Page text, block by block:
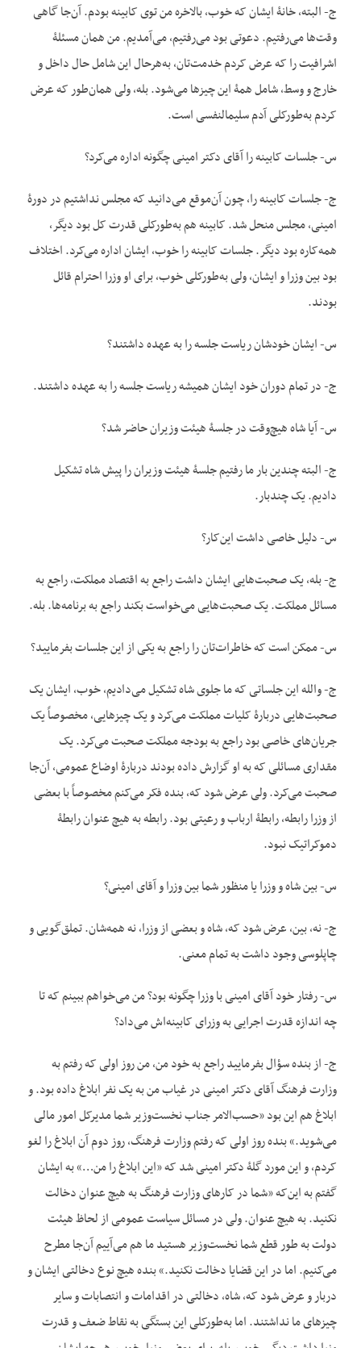
ج- البته، خانۀ ایشان که خوب، بالاخره من توی کابینه بودم. آن‌جا گاهی
وقت‌ها می‌رفتیم. دعوتی بود می‌رفتیم، می‌آمدیم. من همان مسئلۀ
اشرافیت را که عرض کردم خدمت‌تان، به‌هرحال این شامل حال داخل و
خارج و وسط، شامل همۀ این چیزها می‌شود. بله، ولی همان‌طور که عرض
کردم به‌طورکلی آدم سلیم‎النفسی است.
س- جلسات کابینه را آقای دکتر امینی چگونه اداره می‌کرد؟
ج- جلسات کابینه را، چون آن‌موقع می‌دانید که مجلس نداشتیم در دورۀ
امینی، مجلس منحل شد. کابینه هم به‌طورکلی قدرت کل بود دیگر،
همه‌کاره بود دیگر. جلسات کابینه را خوب، ایشان اداره می‌کرد. اختلاف
بود بین وزرا و ایشان، ولی به‌طورکلی خوب، برای او وزرا احترام قائل
بودند.
س- ایشان خودشان ریاست جلسه را به عهده داشتند؟
ج- در تمام دوران خود ایشان همیشه ریاست جلسه را به عهده داشتند.
س- آیا شاه هیچ‌وقت در جلسۀ هیئت وزیران حاضر شد؟
ج- البته چندین بار ما رفتیم جلسۀ هیئت ‌وزیران را پیش شاه تشکیل
دادیم. یک چندبار.
س- دلیل خاصی داشت این‌کار؟
ج- بله، یک صحبت‌هایی ایشان داشت راجع به اقتصاد مملکت، راجع به
مسائل مملکت. یک صحبت‌هایی می‌خواست بکند راجع به برنامه‌ها. بله.
س- ممکن است که خاطرات‌تان را راجع به یکی از این جلسات بفرمایید؟
ج- والله این جلساتی که ما جلوی شاه تشکیل می‌دادیم، خوب، ایشان یک
صحبت‌هایی دربارۀ کلیات مملکت می‌کرد و یک چیزهایی، مخصوصاً یک
جریان‌های خاصی بود راجع به بودجه مملکت صحبت می‌کرد. یک
مقداری مسائلی که به او گزارش داده بودند دربارۀ اوضاع عمومی، آن‌جا
صحبت می‌کرد. ولی عرض شود که، بنده فکر می‌کنم مخصوصاً با بعضی
از وزرا رابطه، رابطۀ ارباب و رعیتی بود. رابطه به هیچ عنوان رابطۀ
دموکراتیک نبود.
س- بین شاه و وزرا یا منظور شما بین وزرا و آقای امینی؟
ج- نه، بین، عرض شود که، شاه و بعضی از وزرا، نه همه‌شان. تملق‌گویی و
چاپلوسی وجود داشت به تمام معنی.
س- رفتار خود آقای امینی با وزرا چگونه بود؟ من می‌خواهم ببینم که تا
چه اندازه قدرت اجرایی به وزرای کابینه‌اش می‌داد؟
ج- از بنده سؤال بفرمایید راجع به خود من، من روز اولی که رفتم به
وزارت فرهنگ آقای دکتر امینی در غیاب من به یک نفر ابلاغ داده بود. و
ابلاغ هم این بود «حسب‌الامر جناب نخست‌وزیر شما مدیرکل امور مالی
می‌شوید.» بنده روز اولی که رفتم وزارت فرهنگ، روز دوم آن ابلاغ را لغو
کردم، و این مورد گلۀ دکتر امینی شد که «این ابلاغ را من…» به ایشان
گفتم به این‌که «شما در کارهای وزارت فرهنگ به هیچ عنوان دخالت
نکنید. به هیچ عنوان. ولی در مسائل سیاست عمومی از لحاظ هیئت
دولت به طور قطع شما نخست‌وزیر هستید ما هم می‌آییم آن‌جا مطرح
می‌کنیم. اما در این قضایا دخالت نکنید.» بنده هیچ نوع دخالتی ایشان و
دربار و عرض شود که، شاه، دخالتی در اقدامات و انتصابات و سایر
چیزهای ما نداشتند. اما به‌طورکلی این بستگی به نقاط ضعف و قدرت